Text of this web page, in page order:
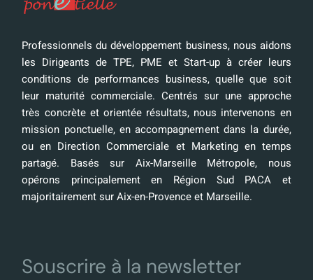
Professionnels du développement business, nous aidons
les Dirigeants de TPE, PME et Start-up à créer leurs
conditions de performances business, quelle que soit
leur maturité commerciale. Centrés sur une approche
très concrète et orientée résultats, nous intervenons en
mission ponctuelle, en accompagnement dans la durée,
ou en Direction Commerciale et Marketing en temps
partagé. Basés sur Aix-Marseille Métropole, nous
opérons principalement en Région Sud PACA et
majoritairement sur Aix-en-Provence et Marseille.
Souscrire à la newsletter